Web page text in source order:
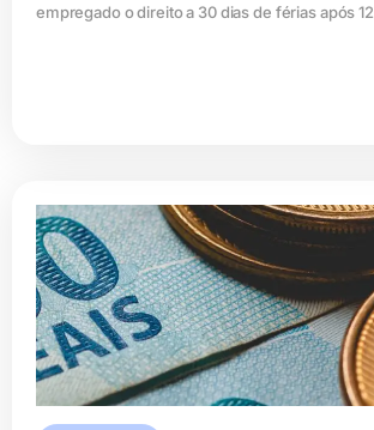
empregado o direito a 30 dias de férias após 12